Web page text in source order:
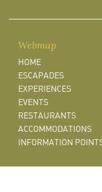
Webmap
HOME
ESCAPADES
EXPERIENCES
EVENTS
RESTAURANTS
ACCOMMODATIONS
INFORMATION